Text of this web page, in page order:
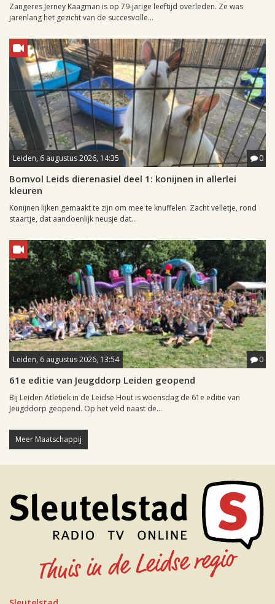
Zangeres Jerney Kaagman is op 79-jarige leeftijd overleden. Ze was
jarenlang het gezicht van de succesvolle...
Leiden, 6 augustus 2026, 14:35 0
Bomvol Leids dierenasiel deel 1: konijnen in allerlei
kleuren
Konijnen lijken gemaakt te zijn om mee te knuffelen. Zacht velletje, rond
staartje, dat aandoenlijk neusje dat...
Leiden, 6 augustus 2026, 13:54 0
61e editie van Jeugddorp Leiden geopend
Bij Leiden Atletiek in de Leidse Hout is woensdag de 61e editie van
Jeugddorp geopend. Op het veld naast de...
Meer Maatschappij